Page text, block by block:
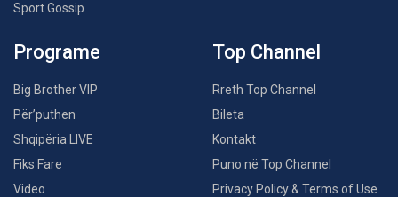
Sport Gossip
Programe
Big Brother VIP
Për’puthen
Shqipëria LIVE
Fiks Fare
Video
Top Channel
Rreth Top Channel
Bileta
Kontakt
Puno në Top Channel
Privacy Policy & Terms of Use